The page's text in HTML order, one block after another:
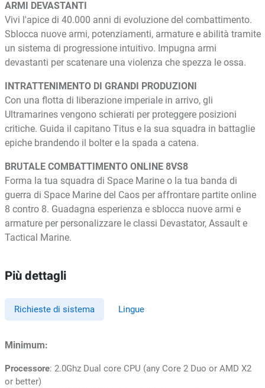
ARMI DEVASTANTI
Vivi l'apice di 40.000 anni di evoluzione del combattimento.
Sblocca nuove armi, potenziamenti, armature e abilità tramite
un sistema di progressione intuitivo. Impugna armi
devastanti per scatenare una violenza che spezza le ossa.
INTRATTENIMENTO DI GRANDI PRODUZIONI
Con una flotta di liberazione imperiale in arrivo, gli
Ultramarines vengono schierati per proteggere posizioni
critiche. Guida il capitano Titus e la sua squadra in battaglie
epiche brandendo il bolter e la spada a catena.
BRUTALE COMBATTIMENTO ONLINE 8VS8
Forma la tua squadra di Space Marine o la tua banda di
guerra di Space Marine del Caos per affrontare partite online
8 contro 8. Guadagna esperienza e sblocca nuove armi e
armature per personalizzare le classi Devastator, Assault e
Tactical Marine.
Più dettagli
Richieste di sistema Lingue
Minimum:
Processore: 2.0Ghz Dual core CPU (any Core 2 Duo or AMD X2
or better)